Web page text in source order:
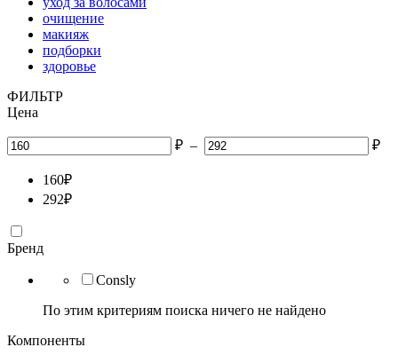
очищение
макияж
подборки
здоровье
ФИЛЬТР
Цена
₽ – ₽
160₽
292₽
Бренд
Consly
По этим критериям поиска ничего не найдено
Компоненты